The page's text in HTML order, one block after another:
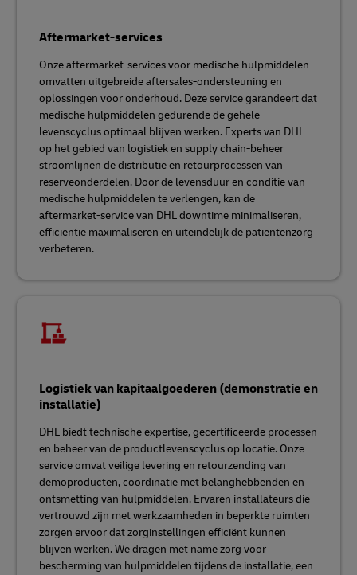
Aftermarket-services
Onze aftermarket-services voor medische hulpmiddelen
omvatten uitgebreide aftersales-ondersteuning en
oplossingen voor onderhoud. Deze service garandeert dat
medische hulpmiddelen gedurende de gehele
levenscyclus optimaal blijven werken. Experts van DHL
op het gebied van logistiek en supply chain-beheer
stroomlijnen de distributie en retourprocessen van
reserveonderdelen. Door de levensduur en conditie van
medische hulpmiddelen te verlengen, kan de
aftermarket-service van DHL downtime minimaliseren,
efficiëntie maximaliseren en uiteindelijk de patiëntenzorg
verbeteren.
Logistiek van kapitaalgoederen (demonstratie en
installatie)
DHL biedt technische expertise, gecertificeerde processen
en beheer van de productlevenscyclus op locatie. Onze
service omvat veilige levering en retourzending van
demoproducten, coördinatie met belanghebbenden en
ontsmetting van hulpmiddelen. Ervaren installateurs die
vertrouwd zijn met werkzaamheden in beperkte ruimten
zorgen ervoor dat zorginstellingen efficiënt kunnen
blijven werken. We dragen met name zorg voor
bescherming van hulpmiddelen tijdens de installatie, een